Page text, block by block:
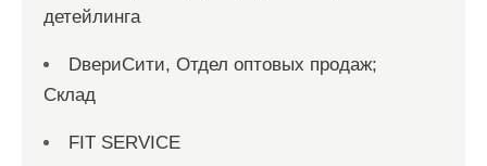
детейлинга
DвериСити, Отдел оптовых продаж;
Склад
FIT SERVICE